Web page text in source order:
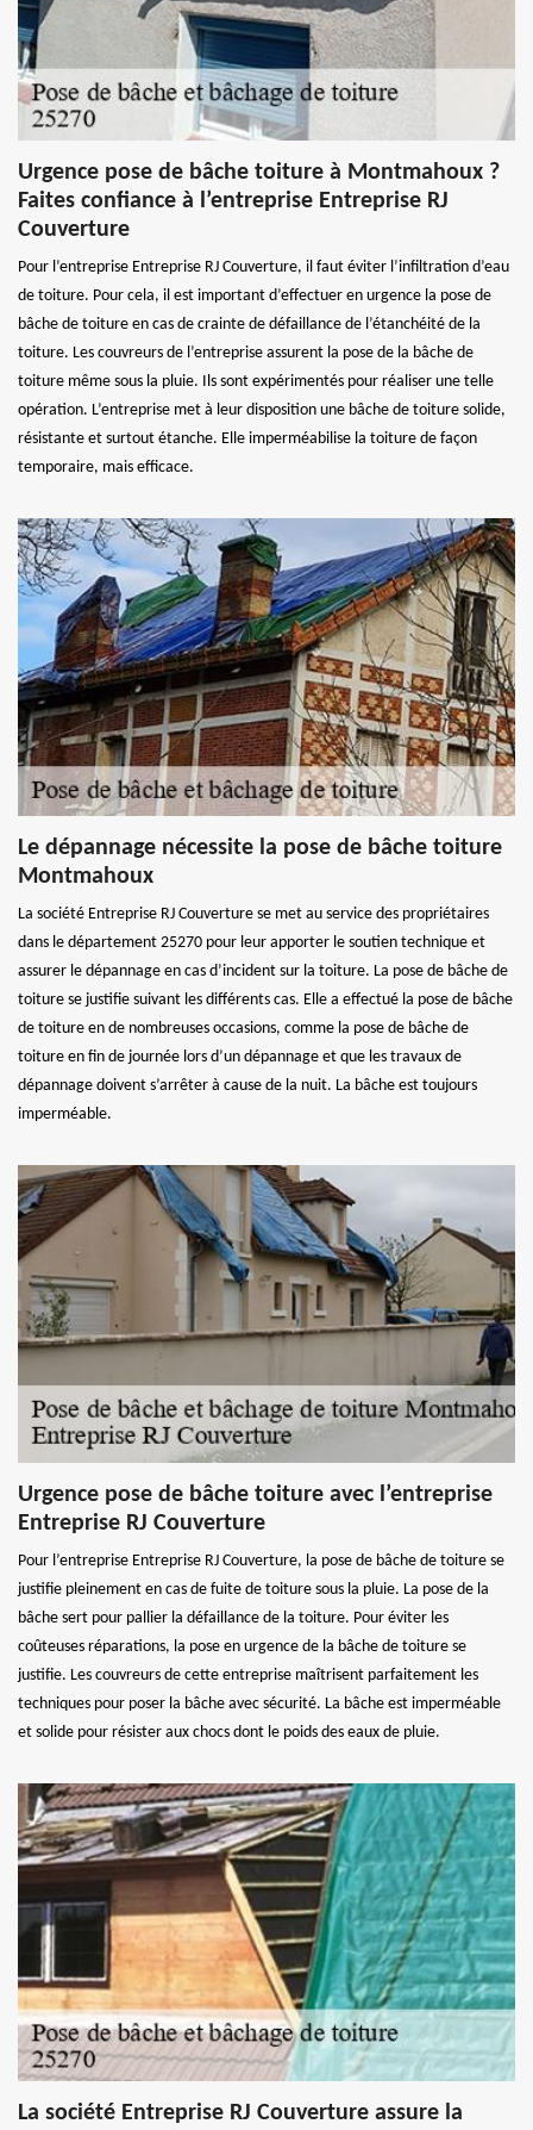
Urgence pose de bâche toiture à Montmahoux ?
Faites confiance à l’entreprise Entreprise RJ
Couverture
Pour l’entreprise Entreprise RJ Couverture, il faut éviter l’infiltration d’eau
de toiture. Pour cela, il est important d’effectuer en urgence la pose de
bâche de toiture en cas de crainte de défaillance de l’étanchéité de la
toiture. Les couvreurs de l’entreprise assurent la pose de la bâche de
toiture même sous la pluie. Ils sont expérimentés pour réaliser une telle
opération. L’entreprise met à leur disposition une bâche de toiture solide,
résistante et surtout étanche. Elle imperméabilise la toiture de façon
temporaire, mais efficace.
Le dépannage nécessite la pose de bâche toiture
Montmahoux
La société Entreprise RJ Couverture se met au service des propriétaires
dans le département 25270 pour leur apporter le soutien technique et
assurer le dépannage en cas d’incident sur la toiture. La pose de bâche de
toiture se justifie suivant les différents cas. Elle a effectué la pose de bâche
de toiture en de nombreuses occasions, comme la pose de bâche de
toiture en fin de journée lors d’un dépannage et que les travaux de
dépannage doivent s’arrêter à cause de la nuit. La bâche est toujours
imperméable.
Urgence pose de bâche toiture avec l’entreprise
Entreprise RJ Couverture
Pour l’entreprise Entreprise RJ Couverture, la pose de bâche de toiture se
justifie pleinement en cas de fuite de toiture sous la pluie. La pose de la
bâche sert pour pallier la défaillance de la toiture. Pour éviter les
coûteuses réparations, la pose en urgence de la bâche de toiture se
justifie. Les couvreurs de cette entreprise maîtrisent parfaitement les
techniques pour poser la bâche avec sécurité. La bâche est imperméable
et solide pour résister aux chocs dont le poids des eaux de pluie.
La société Entreprise RJ Couverture assure la